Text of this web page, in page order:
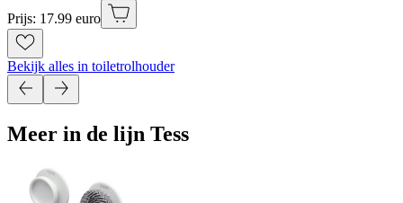
Prijs: 17.99 euro
Bekijk alles in toiletrolhouder
Meer in de lijn Tess